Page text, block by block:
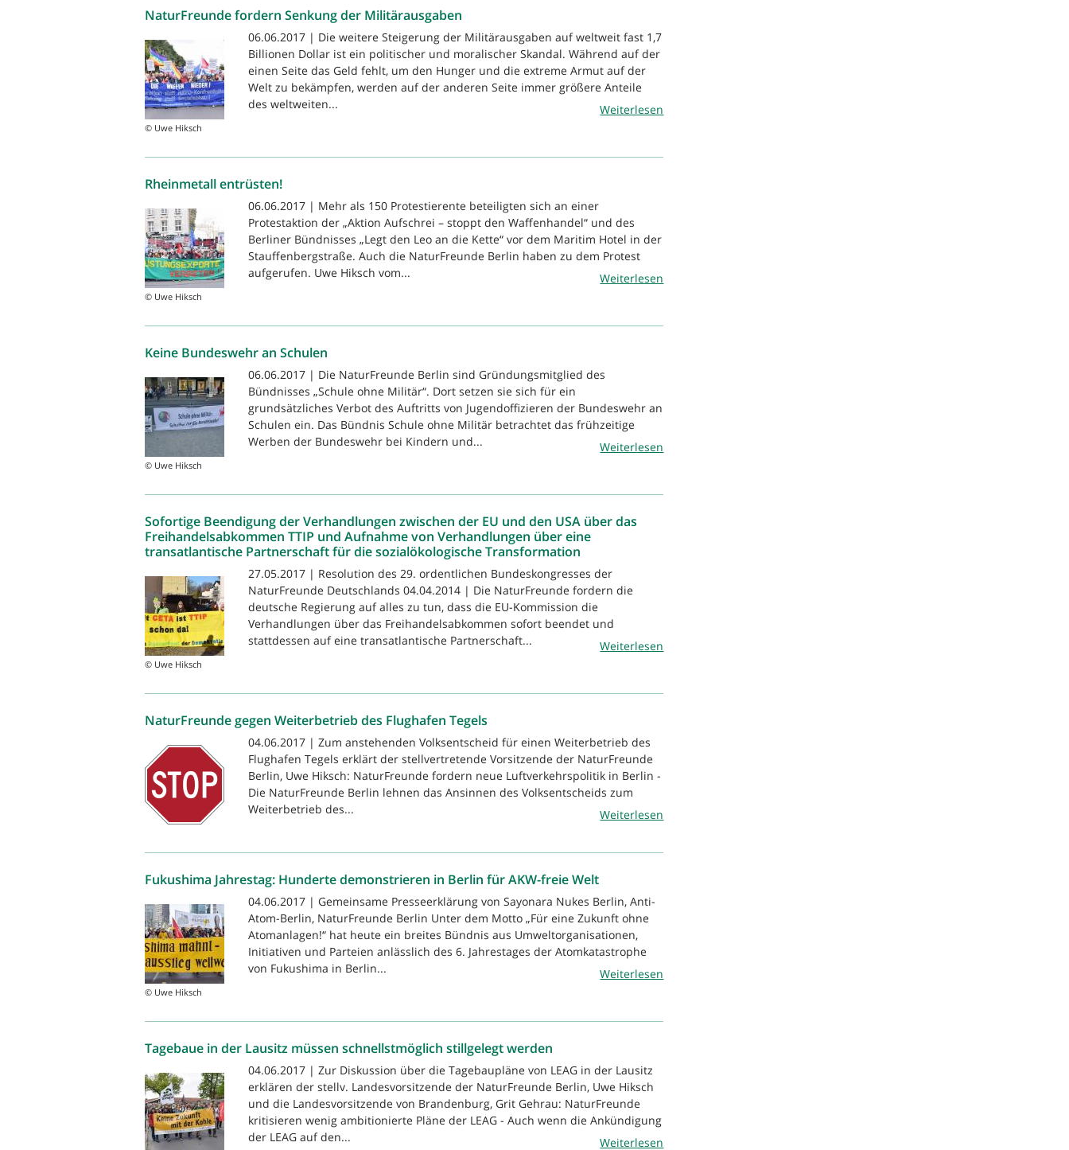
NaturFreunde fordern Senkung der Militärausgaben
© Uwe Hiksch
06.06.2017 | Die weitere Steigerung der Militärausgaben auf weltweit fast 1,7
Billionen Dollar ist ein politischer und moralischer Skandal. Während auf der
einen Seite das Geld fehlt, um den Hunger und die extreme Armut auf der
Welt zu bekämpfen, werden auf der anderen Seite immer größere Anteile
des weltweiten...
Weiterlesen
Rheinmetall entrüsten!
© Uwe Hiksch
06.06.2017 | Mehr als 150 Protestierente beteiligten sich an einer
Protestaktion der „Aktion Aufschrei – stoppt den Waffenhandel“ und des
Berliner Bündnisses „Legt den Leo an die Kette“ vor dem Maritim Hotel in der
Stauffenbergstraße. Auch die NaturFreunde Berlin haben zu dem Protest
aufgerufen. Uwe Hiksch vom...
Weiterlesen
Keine Bundeswehr an Schulen
© Uwe Hiksch
06.06.2017 | Die NaturFreunde Berlin sind Gründungsmitglied des
Bündnisses „Schule ohne Militär“. Dort setzen sie sich für ein
grundsätzliches Verbot des Auftritts von Jugendoffizieren der Bundeswehr an
Schulen ein. Das Bündnis Schule ohne Militär betrachtet das frühzeitige
Werben der Bundeswehr bei Kindern und...
Weiterlesen
Sofortige Beendigung der Verhandlungen zwischen der EU und den USA über das
Freihandelsabkommen TTIP und Aufnahme von Verhandlungen über eine
transatlantische Partnerschaft für die sozialökologische Transformation
© Uwe Hiksch
27.05.2017 | Resolution des 29. ordentlichen Bundeskongresses der
NaturFreunde Deutschlands 04.04.2014 | Die NaturFreunde fordern die
deutsche Regierung auf alles zu tun, dass die EU-Kommission die
Verhandlungen über das Freihandelsabkommen sofort beendet und
stattdessen auf eine transatlantische Partnerschaft...
Weiterlesen
NaturFreunde gegen Weiterbetrieb des Flughafen Tegels
04.06.2017 | Zum anstehenden Volksentscheid für einen Weiterbetrieb des
Flughafen Tegels erklärt der stellvertretende Vorsitzende der NaturFreunde
Berlin, Uwe Hiksch: NaturFreunde fordern neue Luftverkehrspolitik in Berlin -
Die NaturFreunde Berlin lehnen das Ansinnen des Volksentscheids zum
Weiterbetrieb des...
Weiterlesen
Fukushima Jahrestag: Hunderte demonstrieren in Berlin für AKW-freie Welt
© Uwe Hiksch
04.06.2017 | Gemeinsame Presseerklärung von Sayonara Nukes Berlin, Anti-
Atom-Berlin, NaturFreunde Berlin Unter dem Motto „Für eine Zukunft ohne
Atomanlagen!“ hat heute ein breites Bündnis aus Umweltorganisationen,
Initiativen und Parteien anlässlich des 6. Jahrestages der Atomkatastrophe
von Fukushima in Berlin...
Weiterlesen
Tagebaue in der Lausitz müssen schnellstmöglich stillgelegt werden
04.06.2017 | Zur Diskussion über die Tagebaupläne von LEAG in der Lausitz
erklären der stellv. Landesvorsitzende der NaturFreunde Berlin, Uwe Hiksch
und die Landesvorsitzende von Brandenburg, Grit Gehrau: NaturFreunde
kritisieren wenig ambitionierte Pläne der LEAG - Auch wenn die Ankündigung
der LEAG auf den...
Weiterlesen